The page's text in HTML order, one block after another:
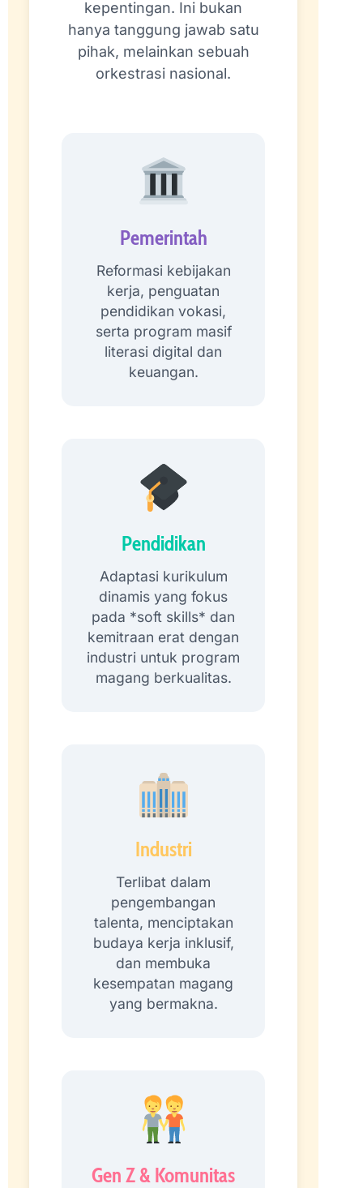
kepentingan. Ini bukan
hanya tanggung jawab satu
pihak, melainkan sebuah
orkestrasi nasional.
Pemerintah
Reformasi kebijakan
kerja, penguatan
pendidikan vokasi,
serta program masif
literasi digital dan
keuangan.
Pendidikan
Adaptasi kurikulum
dinamis yang fokus
pada *soft skills* dan
kemitraan erat dengan
industri untuk program
magang berkualitas.
Industri
Terlibat dalam
pengembangan
talenta, menciptakan
budaya kerja inklusif,
dan membuka
kesempatan magang
yang bermakna.
Gen Z & Komunitas